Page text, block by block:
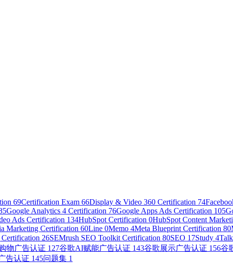
69Certification Exam 66Display & Video 360 Certification 74
Google Analytics 4 Certification 76Google Apps Ads Certification 105
Ads Certification 134HubSpot Certification 0HubSpot Content
Marketing Certification 60Line 0Memo 4Meta Blueprint Certification 80
26SEMrush SEO Toolkit Certification 80SEO 17Study 4
物广告认证 127谷歌AI赋能广告认证 143谷歌展示广告认证 156谷
告认证 145问题集 1